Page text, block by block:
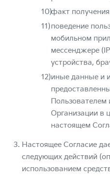
факт
поведение
мобильном
мессенджере
устройства,
иные данные и
Пользователем
Организации в
настоящем
Настоящее Согласие
следующих действий
использованием